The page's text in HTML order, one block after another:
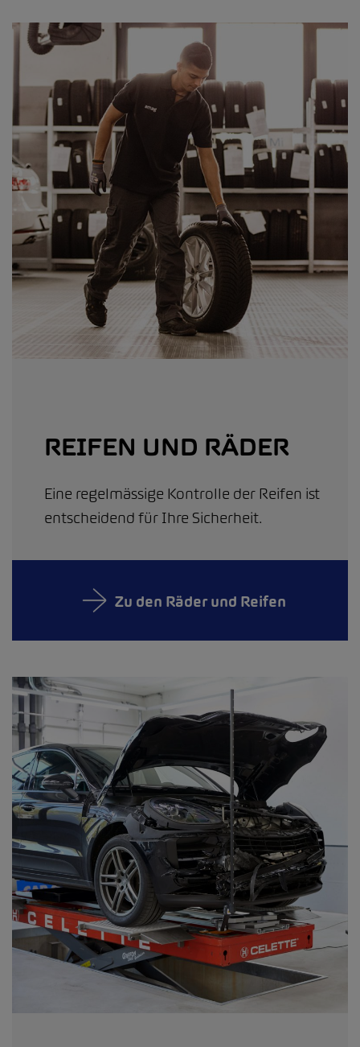
REIFEN UND RÄDER
Eine regelmässige Kontrolle der Reifen ist
entscheidend für Ihre Sicherheit.
Zu den Räder und Reifen